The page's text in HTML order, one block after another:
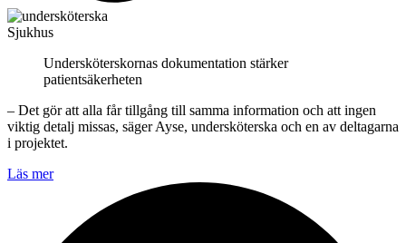
Sjukhus
Undersköterskornas dokumentation stärker
patientsäkerheten
– Det gör att alla får tillgång till samma information och att ingen
viktig detalj missas, säger Ayse, undersköterska och en av deltagarna
i projektet.
Läs mer